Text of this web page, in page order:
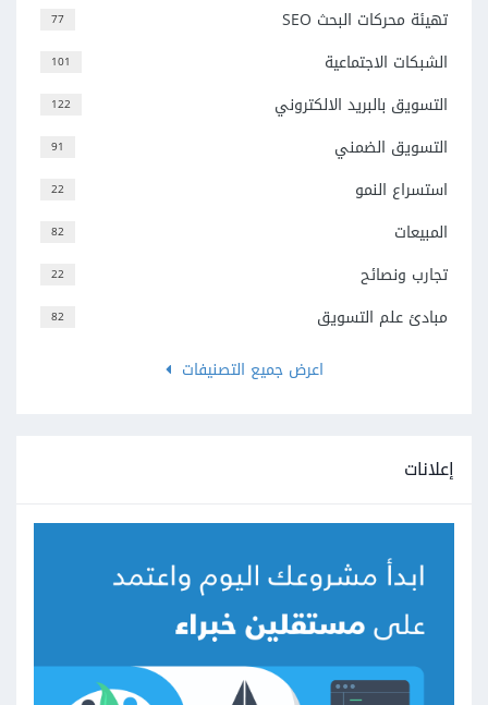
77 تهيئة محركات البحث SEO
101 الشبكات الاجتماعية
122 التسويق بالبريد الالكتروني
91 التسويق الضمني
22 استسراع النمو
82 المبيعات
22 تجارب ونصائح
82
مبادئ علم التسويق
اعرض جميع التصنيفات
إعلانات